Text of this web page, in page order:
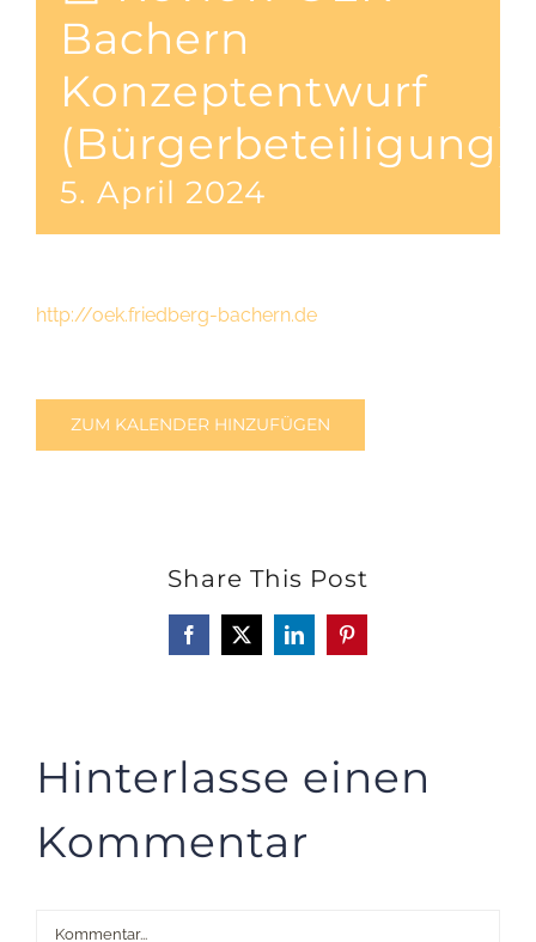
Bachern
Konzeptentwurf
(Bürgerbeteiligung)
5. April 2024
http://oek.friedberg-bachern.de
ZUM KALENDER HINZUFÜGEN
Share This Post
Facebook
X LinkedInPinterest
Hinterlasse einen
Kommentar
Kommentar